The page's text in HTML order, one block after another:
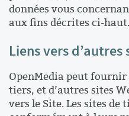
données vous
aux fins décrites ci-haut.
Liens vers d’autres
OpenMedia peut fournir
tiers, et d’autres sites
vers le Site. Les sites